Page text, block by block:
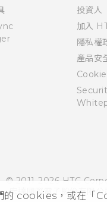
的 cookies，或在「
投資人
加入
隱私權
產品安
Cookie
© 2011-2026 HTC
宏達國際電子股份有限